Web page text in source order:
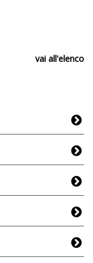
vai all'elenco